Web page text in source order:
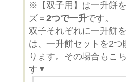
※【双子用】は一升餅
ズ＝ 2つで一升です。
双子それぞれに一升餅
は、一升餅セットを2つ
ります。その場合もこ
す▼